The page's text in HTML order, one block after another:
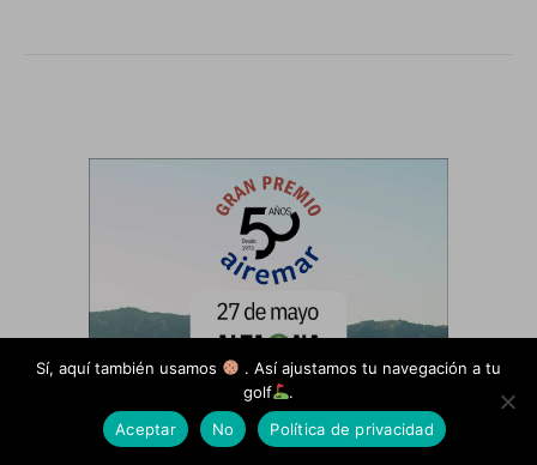
Sí, aquí también usamos
. Así ajustamos tu navegación a tu
golf
.
Aceptar
No Política de privacidad